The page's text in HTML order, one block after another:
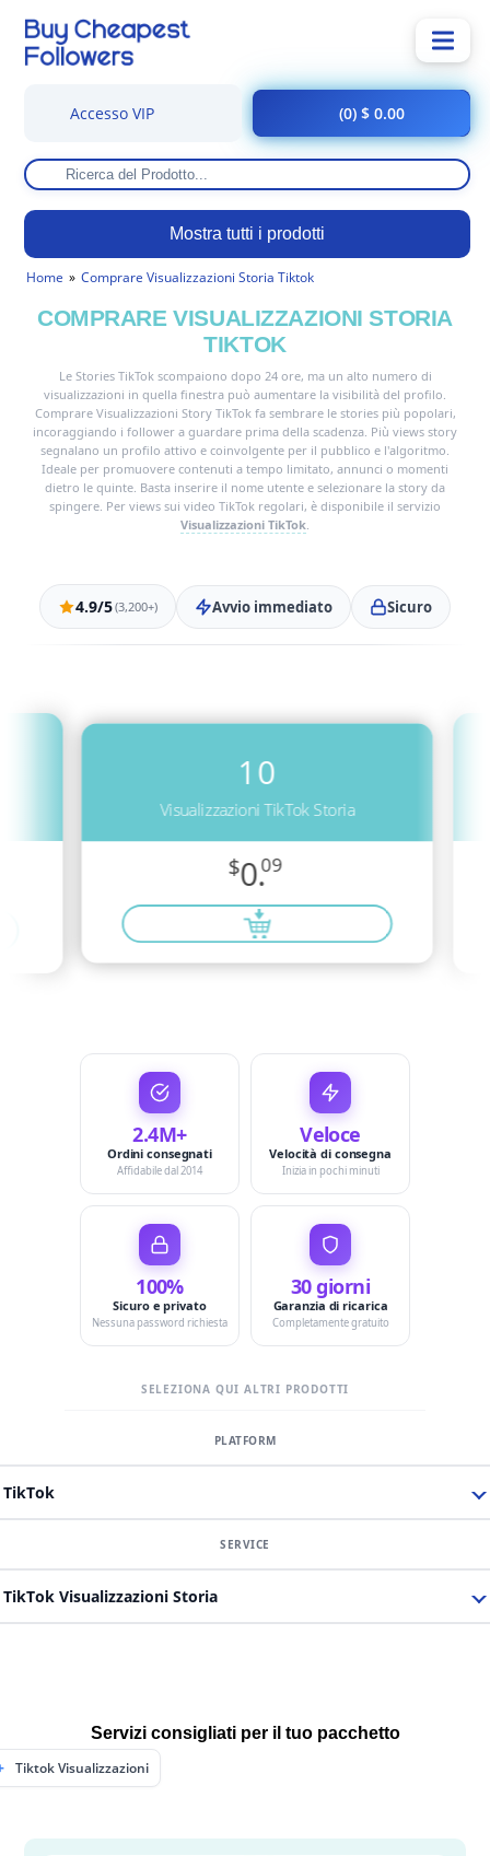
Mostra tutti i prodotti
Accesso VIP (0) $ 0.00
Home Comprare Visualizzazioni Storia Tiktok
COMPRARE VISUALIZZAZIONI STORIA
TIKTOK
Le Stories TikTok scompaiono dopo 24 ore, ma un alto numero di
visualizzazioni in quella finestra può aumentare la visibilità del profilo.
Comprare Visualizzazioni Story TikTok fa sembrare le stories più popolari,
incoraggiando i follower a guardare prima della scadenza. Più views story
segnalano un profilo attivo e coinvolgente per il pubblico e l'algoritmo.
Ideale per promuovere contenuti a tempo limitato, annunci o momenti
dietro le quinte. Basta inserire il nome utente e selezionare la story da
spingere. Per views sui video TikTok regolari, è disponibile il servizio
Visualizzazioni TikTok.
4.9/5(3,200+) Avvio immediato Sicuro
10
Visualizzazioni TikTok Storia
$0.09
2.4M+
Ordini consegnati
Affidabile dal 2014
Veloce
Velocità di consegna
Inizia in pochi minuti
100%
Sicuro e privato
Nessuna password richiesta
30 giorni
Garanzia di ricarica
Completamente gratuito
SELEZIONA QUI ALTRI PRODOTTI
TikTok
TikTok Visualizzazioni Storia
Servizi consigliati per il tuo pacchetto
Tiktok Visualizzazioni